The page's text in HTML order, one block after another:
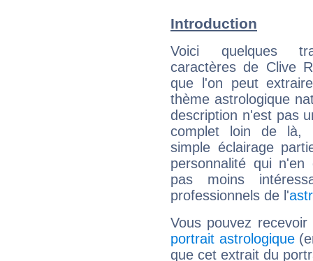
Introduction
Voici quelques
caractères de Clive
que l'on peut
thème astrologique
description n'est pas
complet loin de là,
simple éclairage
personnalité qui n'en
pas moins
professionnels de l'
Vous pouvez
portrait astrologique
que cet extrait du